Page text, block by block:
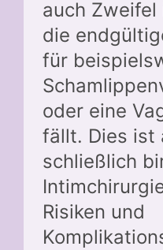
auch Zweifel
die
für
oder eine
fällt. Dies ist
schließlich
Risiken und